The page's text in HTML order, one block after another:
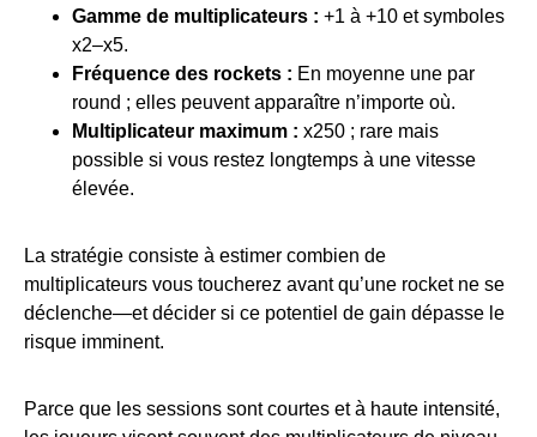
Gamme de multiplicateurs : +1 à +10 et symboles
x2–x5.
Fréquence des rockets : En moyenne une par
round ; elles peuvent apparaître n’importe où.
Multiplicateur maximum : x250 ; rare mais
possible si vous restez longtemps à une vitesse
élevée.
La stratégie consiste à estimer combien de
multiplicateurs vous toucherez avant qu’une rocket ne se
déclenche—et décider si ce potentiel de gain dépasse le
risque imminent.
Parce que les sessions sont courtes et à haute intensité,